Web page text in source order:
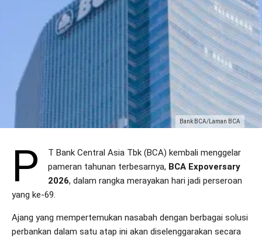
Bank BCA/Laman BCA
P
T Bank Central Asia Tbk (BCA) kembali menggelar
pameran tahunan terbesarnya, BCA Expoversary
2026, dalam rangka merayakan hari jadi perseroan
yang ke-69.
Ajang yang mempertemukan nasabah dengan berbagai solusi
perbankan dalam satu atap ini akan diselenggarakan secara